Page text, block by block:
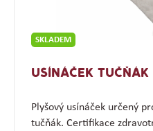
SKLADEM
USÍNÁČEK TUČŇÁK
Plyšový usínáček určený
tučňák. Certifikace